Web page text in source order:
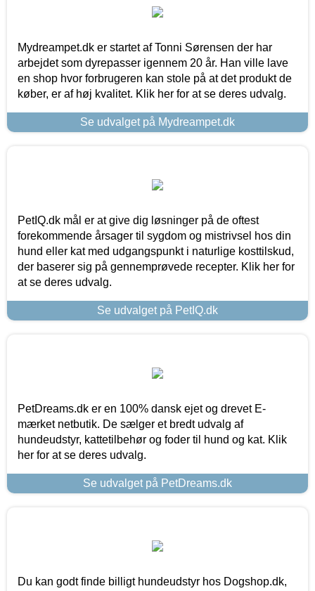
Mydreampet.dk er startet af Tonni Sørensen der har
arbejdet som dyrepasser igennem 20 år. Han ville lave
en shop hvor forbrugeren kan stole på at det produkt de
køber, er af høj kvalitet. Klik her for at se deres udvalg.
Se udvalget på Mydreampet.dk
PetIQ.dk mål er at give dig løsninger på de oftest
forekommende årsager til sygdom og mistrivsel hos din
hund eller kat med udgangspunkt i naturlige kosttilskud,
der baserer sig på gennemprøvede recepter. Klik her for
at se deres udvalg.
Se udvalget på PetIQ.dk
PetDreams.dk er en 100% dansk ejet og drevet E-
mærket netbutik. De sælger et bredt udvalg af
hundeudstyr, kattetilbehør og foder til hund og kat. Klik
her for at se deres udvalg.
Se udvalget på PetDreams.dk
Du kan godt finde billigt hundeudstyr hos Dogshop.dk,